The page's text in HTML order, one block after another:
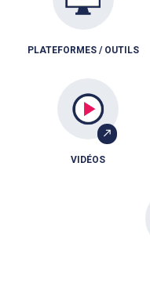
PLATEFORMES / OUTILS
VIDÉOS